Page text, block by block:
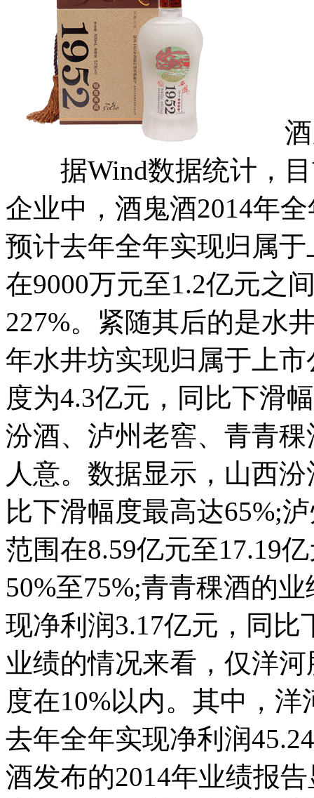
酒鬼
据Wind数据统计，目
企业中，酒鬼酒2014年
预计去年全年实现归属
在9000万元至1.2亿元之
227%。紧随其后的是水
年水井坊实现归属于上
度为4.3亿元，同比下滑
汾酒、泸州老窖、青青
人意。数据显示，山西
比下滑幅度最高达65%;
范围在8.59亿元至17.19
50%至75%;青青稞酒的
现净利润3.17亿元，同比
业绩的情况来看，仅洋
度在10%以内。其中，
去年全年实现净利润
酒发布的2014年业绩报